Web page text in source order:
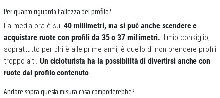
Per quanto riguarda l’altezza del profilo?
La media ora è sui 40 millimetri, ma si può anche scendere e
acquistare ruote con profili da 35 o 37 millimetri. Il mio consiglio,
soprattutto per chi è alle prime armi, è quello di non prendere profili
troppo alti. Un cicloturista ha la possibilità di divertirsi anche con
ruote dal profilo contenuto.
Andare sopra questa misura cosa comporterebbe?